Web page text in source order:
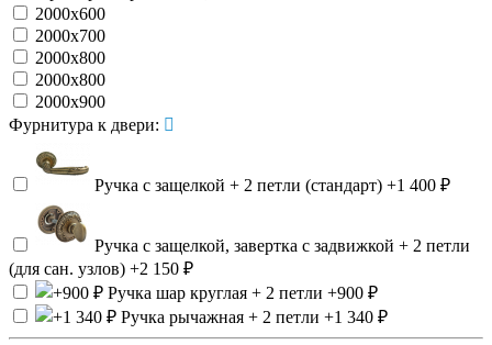
2000х600
2000х700
2000х800
2000х800
2000х900
Фурнитура к двери:
Ручка с защелкой + 2 петли (стандарт) +1 400 ₽
Ручка с защелкой, завертка с задвижкой + 2 петли
(для сан. узлов) +2 150 ₽
Ручка шар круглая + 2 петли +900 ₽
Ручка рычажная + 2 петли +1 340 ₽